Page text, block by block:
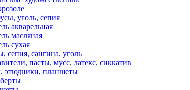
уголь, сепия
акварельная
масляная
сухая
сепия, сангина, уголь
пасты, мусс, латекс, сиккатив
этюдники, планшеты